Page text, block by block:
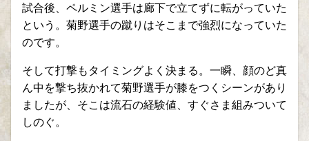
試合後、ペルミン選手は廊下で立てずに転がっていた
という。菊野選手の蹴りはそこまで強烈になっていた
のです。
そして打撃もタイミングよく決まる。一瞬、顔のど真
ん中を撃ち抜かれて菊野選手が膝をつくシーンがあり
ましたが、そこは流石の経験値、すぐさま組みついて
しのぐ。